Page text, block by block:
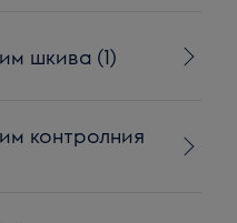
шкива (1)
контролния